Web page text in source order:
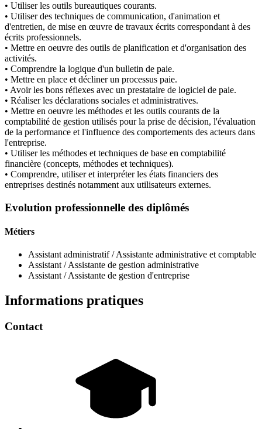
• Utiliser les outils bureautiques courants.
• Utiliser des techniques de communication, d'animation et
d'entretien, de mise en œuvre de travaux écrits correspondant à des
écrits professionnels.
• Mettre en oeuvre des outils de planification et d'organisation des
activités.
• Comprendre la logique d'un bulletin de paie.
• Mettre en place et décliner un processus paie.
• Avoir les bons réflexes avec un prestataire de logiciel de paie.
• Réaliser les déclarations sociales et administratives.
• Mettre en oeuvre les méthodes et les outils courants de la
comptabilité de gestion utilisés pour la prise de décision, l'évaluation
de la performance et l'influence des comportements des acteurs dans
l'entreprise.
• Utiliser les méthodes et techniques de base en comptabilité
financière (concepts, méthodes et techniques).
• Comprendre, utiliser et interpréter les états financiers des
entreprises destinés notamment aux utilisateurs externes.
Evolution professionnelle des diplômés
Métiers
Assistant administratif / Assistante administrative et comptable
Assistant / Assistante de gestion administrative
Assistant / Assistante de gestion d'entreprise
Informations pratiques
Contact